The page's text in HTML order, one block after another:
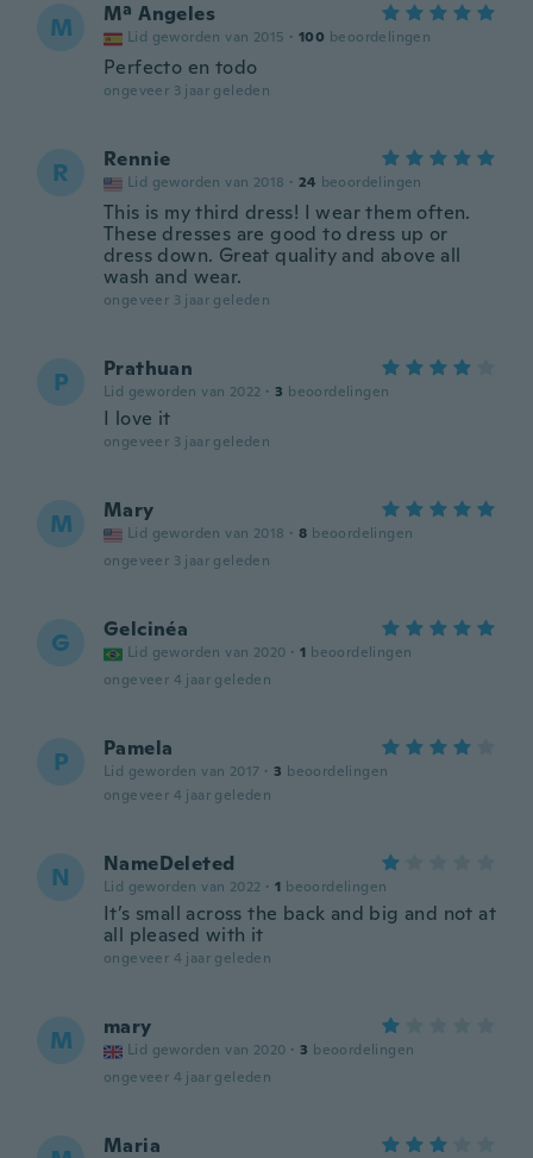
M Mª Angeles
Lid geworden van 2015 · 100 beoordelingen
Perfecto en todo
ongeveer 3 jaar geleden
R Rennie
Lid geworden van 2018 · 24 beoordelingen
This is my third dress! I wear them often.
These dresses are good to dress up or
dress down. Great quality and above all
wash and wear.
ongeveer 3 jaar geleden
P Prathuan
Lid geworden van 2022 · 3 beoordelingen
I love it
ongeveer 3 jaar geleden
M Mary
Lid geworden van 2018 · 8 beoordelingen
ongeveer 3 jaar geleden
G Gelcinéa
Lid geworden van 2020 · 1 beoordelingen
ongeveer 4 jaar geleden
P Pamela
Lid geworden van 2017 · 3 beoordelingen
ongeveer 4 jaar geleden
N NameDeleted
Lid geworden van 2022 · 1 beoordelingen
It’s small across the back and big and not at
all pleased with it
ongeveer 4 jaar geleden
M mary
Lid geworden van 2020 · 3 beoordelingen
ongeveer 4 jaar geleden
Maria